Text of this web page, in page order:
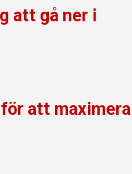
att gå ner i
att maximera